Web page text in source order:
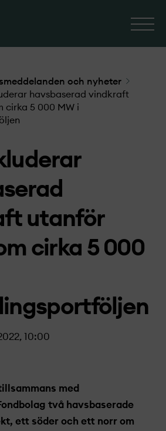
och nyheter
havsbaserad vindkraft
cirka 5 000 MW i
utanför
cirka 5 000
10:00
med
två havsbaserade
ett söder och ett norr om